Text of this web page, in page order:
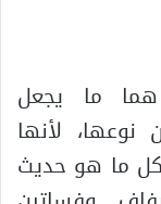
هما ما يجعل
لأنها
ما هو حديث